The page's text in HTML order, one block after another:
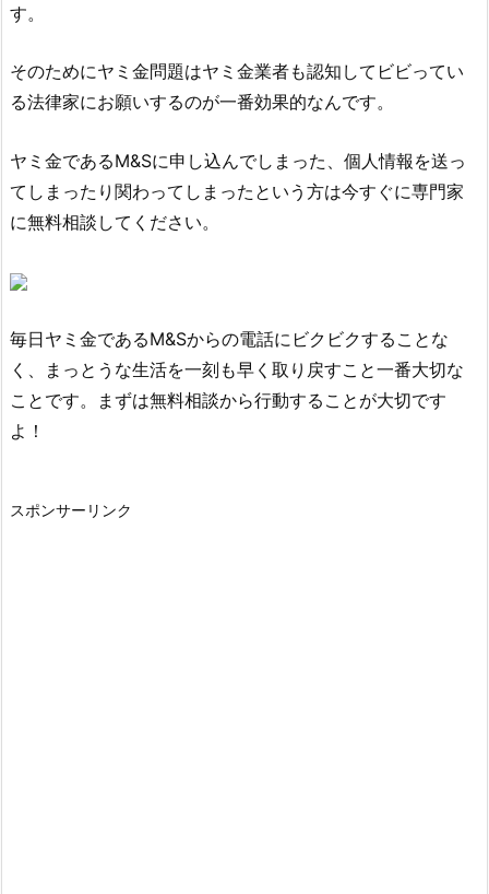
す。
そのためにヤミ金問題はヤミ金業者も認知してビビってい
る法律家にお願いするのが一番効果的なんです。
ヤミ金であるM&Sに申し込んでしまった、個人情報を送っ
てしまったり関わってしまったという方は今すぐに専門家
に無料相談してください。
毎日ヤミ金であるM&Sからの電話にビクビクすることな
く、まっとうな生活を一刻も早く取り戻すこと一番大切な
ことです。まずは無料相談から行動することが大切です
よ！
スポンサーリンク